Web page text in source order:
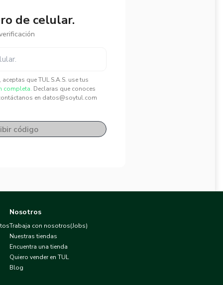
de celular.
que TUL S.A.S. use tus
completa. Declaras que conoces
en datos@soytul.com
código
Nosotros
Trabaja con nosotros(Jobs)
Nuestras tiendas
Encuentra una tienda
Quiero vender en TUL
Blog